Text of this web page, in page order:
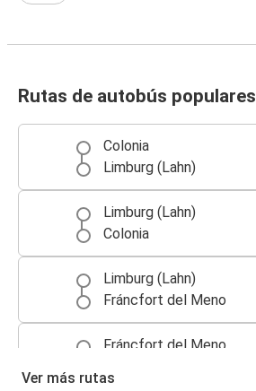
Rutas de autobús populares
Colonia
Limburg (Lahn)
Limburg (Lahn)
Colonia
Limburg (Lahn)
Fráncfort del Meno
Fráncfort del Meno
Ver más rutas